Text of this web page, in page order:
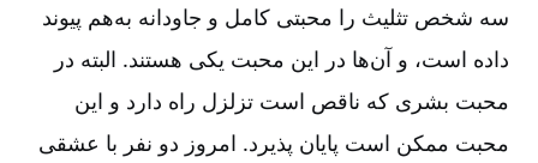
سه شخص تثلیث را محبتی کامل و جاودانه به‌هم پیوند
داده است، و آن‌ها در این محبت یکی هستند. البته در
محبت بشری که ناقص است تزلزل راه دارد و این
محبت ممکن است پایان پذیرد. امروز دو نفر با عشقی